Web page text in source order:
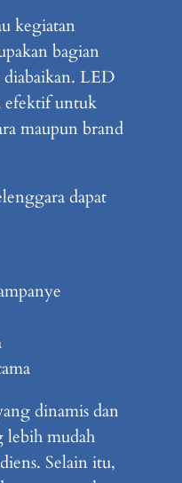
kegiatan
bagian
LED
efektif untuk
maupun brand
dapat
dinamis dan
lebih mudah
Selain itu,